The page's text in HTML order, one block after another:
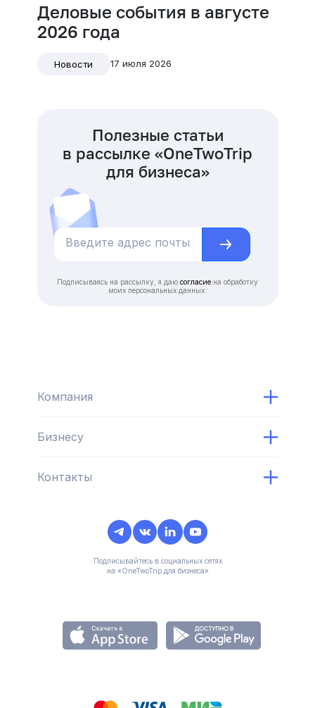
Деловые события в августе
2026 года
Новости 17 июля 2026
Полезные статьи
в рассылке «OneTwoTrip
для бизнеса»
Подписываясь на рассылку, я даю согласие на обработку
моих персональных данных.
Компания
Бизнесу
Контакты
Подписывайтесь в социальных сетях
на «OneTwoTrip для бизнеса»